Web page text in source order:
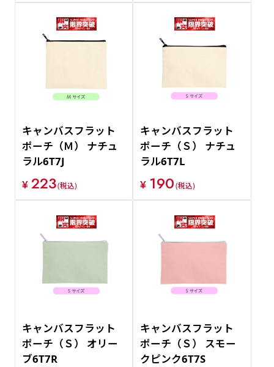
キャンバスフラット
ポーチ（Ｍ） ナチュ
ラル6T7J
¥ 223(税込)
キャンバスフラット
ポーチ（Ｓ） ナチュ
ラル6T7L
¥ 190(税込)
キャンバスフラット
ポーチ（Ｓ） オリー
ブ6T7R
キャンバスフラット
ポーチ（Ｓ） スモー
クピンク6T7S